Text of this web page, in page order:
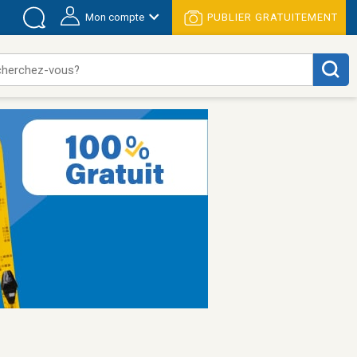
Mon compte PUBLIER GRATUITEMENT
vous?